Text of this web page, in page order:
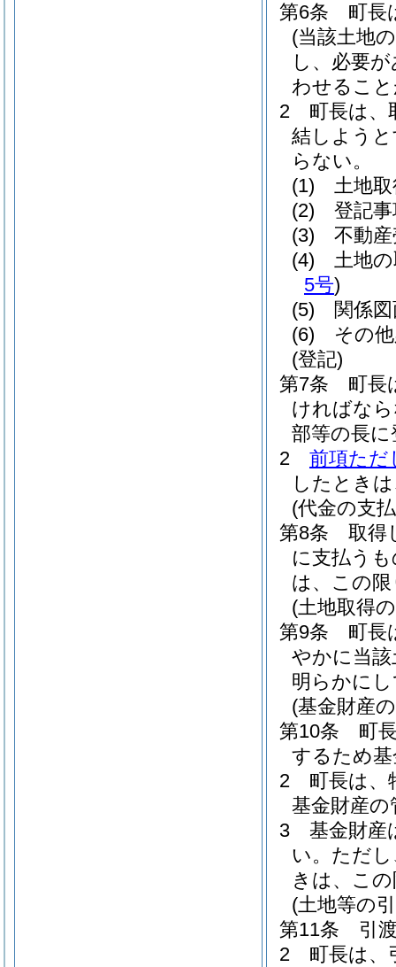
第6条
町長
(当該土地
し、必要
わせるこ
2
町長は、
結しよう
らない。
(1)
土地
(2)
登記
(3)
不動
(4)
土地
5号)
(5)
関係
(6)
その
(登記)
第7条
町長
ければな
部等の長
2
前項ただ
したとき
(代金の支
第8条
取得
に支払う
は、この
(土地取得
第9条
町長
やかに当
明らかに
(基金財産
第10条
町
するため
2
町長は、
基金財産
3
基金財産
い。 ただ
きは、こ
(土地等の
第11条
引
2
町長は、